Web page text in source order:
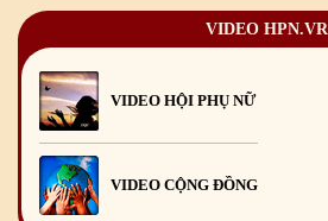
Chúc mừng Giáng sinh và Năm mới 2025
Mừng Xuân Giáp Thìn 2024
VIDEO HPN.VR
VIDEO HỘI PHỤ NỮ
VIDEO CỘNG ĐỒNG